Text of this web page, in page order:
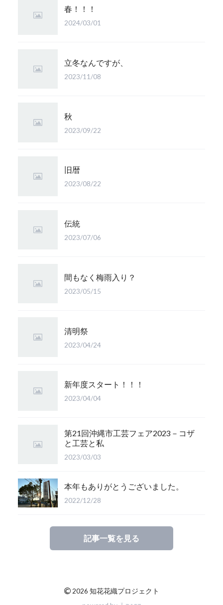
春！！！
2024/03/01
立冬なんですが、
2023/11/08
秋
2023/09/22
旧暦
2023/08/22
伝統
2023/07/06
間もなく梅雨入り？
2023/05/15
清明祭
2023/04/24
新年度スタート！！！
2023/04/04
第21回沖縄市工芸フェア2023－コザ
と工芸と私
2023/03/03
本年もありがとうございました。
2022/12/28
記事一覧を見る
©2026 知花花織プロジェクト